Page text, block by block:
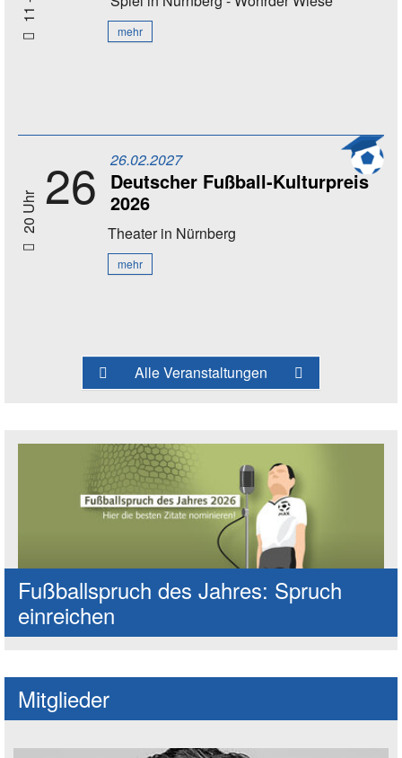
mehr
20 Uhr 26 26.02.2027
Deutscher Fußball-Kulturpreis
2026
Theaterin Nürnberg
mehr
Alle Veranstaltungen
Fußballspruch des Jahres: Spruch
einreichen
Mitglieder